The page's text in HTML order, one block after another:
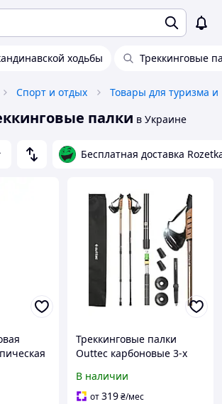
ходьбы Треккинговые
Спорт и отдых Товары для туризма
палки в Украине
Бесплатная доставка
Треккинговые палки
Outtec карбоновые 3-х
Anti-shock
В наличии
от319₴/мес